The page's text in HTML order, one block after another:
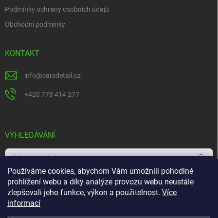
Používáme cookies, abychom Vám umožnili pohodlné
prohlížení webu a díky analýze provozu webu neustále
zlepšovali jeho funkce, výkon a použitelnost. Více
informací
Podmínky ochrany osobních údajů
Obchodní podmínky
KONTAKT
info@carsdetail.cz
+420 778 414 277
VYHLEDÁVÁNÍ
Hledat